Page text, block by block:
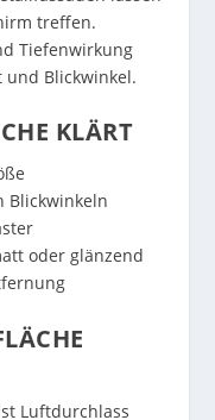
treffen.
Tiefenwirkung
und Blickwinkel.
KLÄRT
Blickwinkeln
oder glänzend
Luftdurchlass